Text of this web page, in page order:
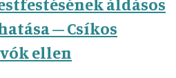
– Csíkos
ellen